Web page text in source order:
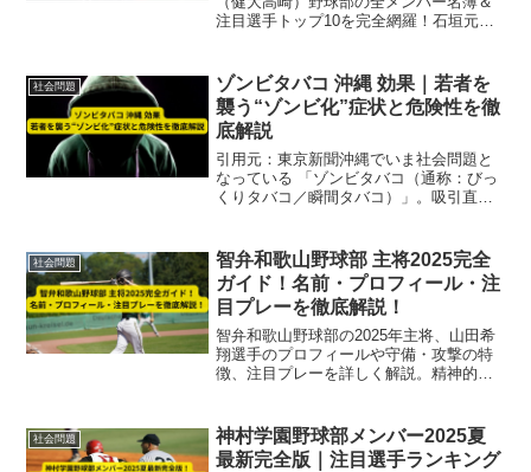
注目選手トップ10を完全網羅！石垣元気
の実力に迫る。
社会問題
ゾンビタバコ 沖縄 効果｜若者を
襲う“ゾンビ化”症状と危険性を徹
底解説
引用元：東京新聞沖縄でいま社会問題と
なっている 「ゾンビタバコ（通称：びっ
くりタバコ／瞬間タバコ）」。吸引直後
化” と呼ばれています。本記事では、危険
薬物として乱...
社会問題
智弁和歌山野球部 主将2025完全
ガイド！名前・プロフィール・注
目プレーを徹底解説！
智弁和歌山野球部の2025年主将、山田希
翔選手のプロフィールや守備・攻撃の特
徴、注目プレーを詳しく解説。精神的支
ド。
社会問題
神村学園野球部メンバー2025夏
最新完全版｜注目選手ランキング